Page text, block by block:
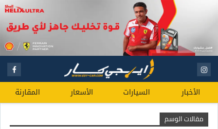
الأخبار السيارات الأسعار المقارنة
مقالات الوسم